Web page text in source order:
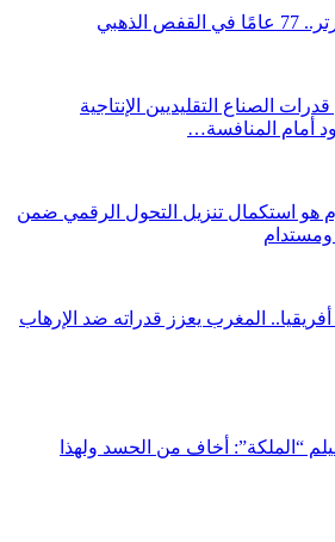
الذهبي
الصناع التقليديين الإنتاجية
أمام المنافسة…
هو استكمال تنزيل التحول الرقمي ضمن
المغرب يعزز قدراته ضد الإرهاب
“الملكة”: أخاف من الحسد ولهذا